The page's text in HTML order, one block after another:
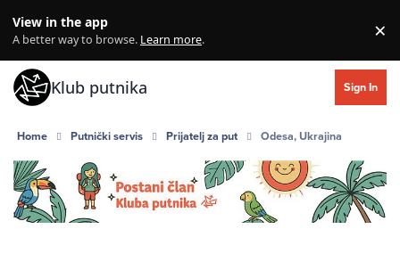
View in the app
A better way to browse. Learn more. ×
Klub putnika Sign In
Home Putnički servis Prijatelj za put Odesa, Ukrajina